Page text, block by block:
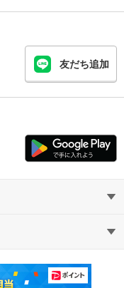
友だち追加
ンション
！住まいの先生